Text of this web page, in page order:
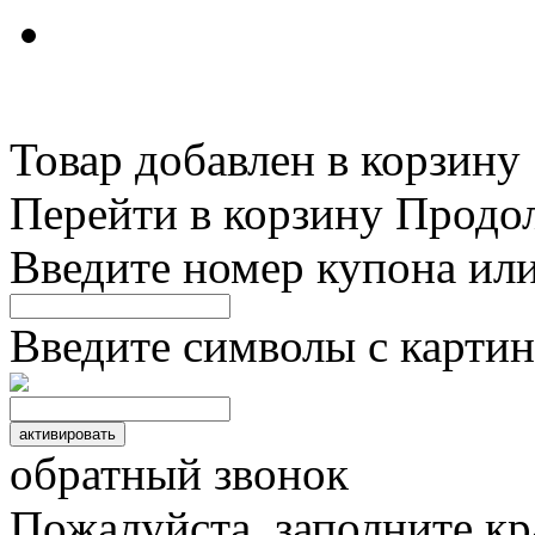
Товар добавлен в корзину
Перейти в корзину
Введите номер купона
Введите символы с
обратный звонок